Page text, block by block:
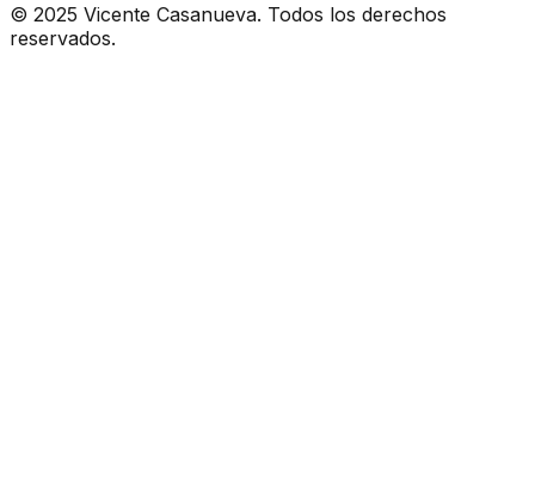
© 2025 Vicente Casanueva. Todos los derechos
reservados.